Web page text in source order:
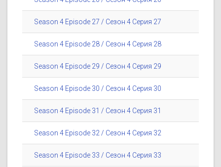
Season 4 Episode 27 / Сезон 4 Серия 27
Season 4 Episode 28 / Сезон 4 Серия 28
Season 4 Episode 29 / Сезон 4 Серия 29
Season 4 Episode 30 / Сезон 4 Серия 30
Season 4 Episode 31 / Сезон 4 Серия 31
Season 4 Episode 32 / Сезон 4 Серия 32
Season 4 Episode 33 / Сезон 4 Серия 33